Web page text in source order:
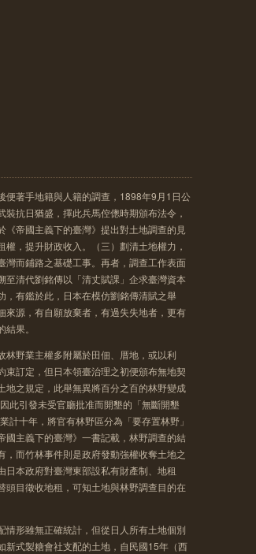
便著手地籍與人籍的調查，1898年9月1日公
抗日猶盛，擇此兵馬倥傯時期頒布法令，
《帝國主義下的臺灣》提出對土地調查的見
，提升財政收入。（三）劃清土地權力，
灣而鋪路之基礎工事。再者，調查工作表面
至清代劉銘傳以「清丈賦課」企求臺灣資本
，有鑑於此，日本在模仿劉銘傳清賦之舉
來源，有自願放棄者，有過失失地者，更有
果。
野業主權多附屬於田佃、厝地，或以利
訂定，但日本領臺治理之初便頒布無地契
地之規定，此舉無異將百分之百的林野變成
此引發未受官廳批准而開墾的「無斷開墾
十年，將官有林野區分為「要存置林野」
國主義下的臺灣》一書記載，林野調查的結
而竹林事件則是政府發動強權收奪土地之
本政府對臺灣東部設私有財產制、地租
頭目徵收地租，可知土地與林野調查目的在
形雖無正確統計，但從日人所有土地個別
新式製糖會社支配的土地，自民國15年（西